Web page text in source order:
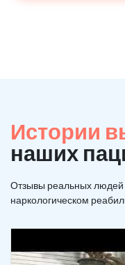
Истории
наших
Отзывы реальных
наркологическом